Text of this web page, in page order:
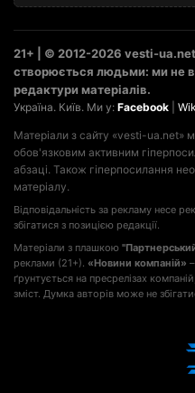
21+ | © 2012-2026 vesti-
створюється людьми: ми не
редактури матеріалів.
Україна. Київ. Ми у: Facebook
Матеріали з сайту «vesti-ua.net»
обов'язковим активним
абзаці. Також гіперпосилання
матеріалу.
Відповідальність за рекламу несе
збігатися з позицією редакції.
Матеріали з плашкою
реклами (21+). «Новини компаній»
ґрунтується на пресрелізах
зміст. Думка авторів може не